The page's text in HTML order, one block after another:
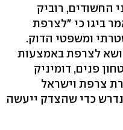
החשודים, רוביק
ביגו כי "לצרפת
ומשפטי הדוק.
לצרפת באמצעות
פנים, דומיניק
צרפת וישראל
כדי שהצדק ייעשה